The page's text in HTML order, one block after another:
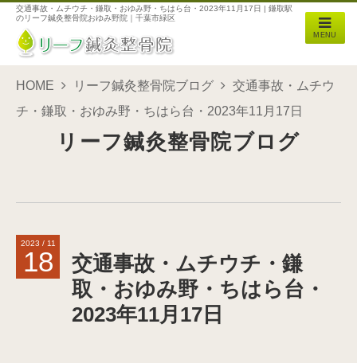
交通事故・ムチウチ・鎌取・おゆみ野・ちはら台・2023年11月17日 | 鎌取駅
のリーフ鍼灸整骨院おゆみ野院｜千葉市緑区
MENU
HOME リーフ鍼灸整骨院ブログ
交通事故・ムチウ
チ・鎌取・おゆみ野・ちはら台・2023年11月17日
リーフ鍼灸整骨院ブログ
交通事故・ムチウチ・鎌
取・おゆみ野・ちはら台・
2023年11月17日
2023 / 11
18